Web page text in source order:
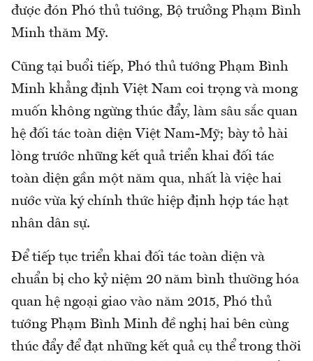
được đón Phó thủ tướng, Bộ trưởng Phạm Bình
Minh thăm Mỹ.
Cũng tại buổi tiếp, Phó thủ tướng Phạm Bình
Minh khẳng định Việt Nam coi trọng và mong
muốn không ngừng thúc đẩy, làm sâu sắc quan
hệ đối tác toàn diện Việt Nam-Mỹ; bày tỏ hài
lòng trước những kết quả triển khai đối tác
toàn diện gần một năm qua, nhất là việc hai
nước vừa ký chính thức hiệp định hợp tác hạt
nhân dân sự.
Để tiếp tục triển khai đối tác toàn diện và
chuẩn bị cho kỷ niệm 20 năm bình thường hóa
quan hệ ngoại giao vào năm 2015, Phó thủ
tướng Phạm Bình Minh đề nghị hai bên cùng
thúc đẩy để đạt những kết quả cụ thể trong thời